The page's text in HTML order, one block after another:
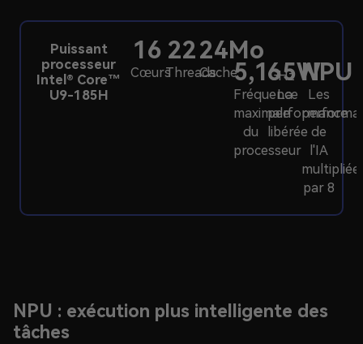
Puissant
processeur
Intel® Core™
U9-185H
16
Cœurs
22
Threads
24Mo
Cache5,1GHz
Fréquence
maximale
du
processeur
65W
La
performance
libérée
NPU
Les
de
l'IA
par 8
NPU : exécution plus intelligente des
tâches